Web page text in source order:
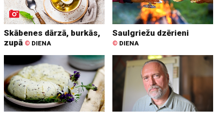
Skābenes dārzā, burkās,
zupā © DIENA
Saulgriežu dzērieni
© DIENA